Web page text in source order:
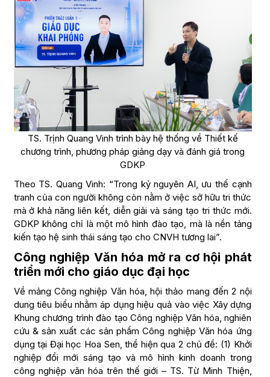
TS. Trịnh Quang Vinh trình bày hệ thống về Thiết kế
chương trình, phương pháp giảng dạy và đánh giá trong
GDKP
Theo TS. Quang Vinh: “Trong kỷ nguyên AI, ưu thế cạnh
tranh của con người không còn nằm ở việc sở hữu tri thức
mà ở khả năng liên kết, diễn giải và sáng tạo tri thức mới.
GDKP không chỉ là một mô hình đào tạo, mà là nền tảng
kiến tạo hệ sinh thái sáng tạo cho CNVH tương lai”.
Công nghiệp Văn hóa mở ra cơ hội phát
triển mới cho giáo dục đại học
Về mảng Công nghiệp Văn hóa, hội thảo mang đến 2 nội
dung tiêu biểu nhằm áp dụng hiệu quả vào việc Xây dựng
Khung chương trình đào tạo Công nghiệp Văn hóa, nghiên
cứu & sản xuất các sản phẩm Công nghiệp Văn hóa ứng
dụng tại Đại học Hoa Sen, thể hiện qua 2 chủ đề: (1) Khởi
nghiệp đổi mới sáng tạo và mô hình kinh doanh trong
công nghiệp văn hóa trên thế giới – TS. Từ Minh Thiện,